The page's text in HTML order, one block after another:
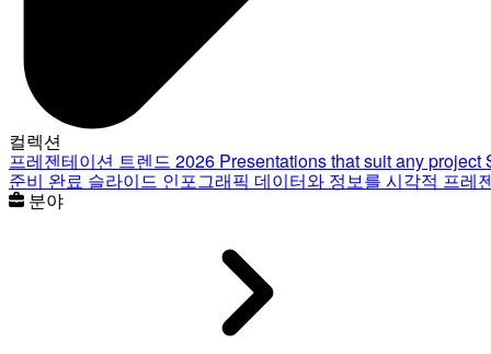
컬렉션
프레젠테이션 트렌드 2026 Presentations that suit any project
준비 완료 슬라이드 인포그래픽 데이터와 정보를 시각적 프레
분야